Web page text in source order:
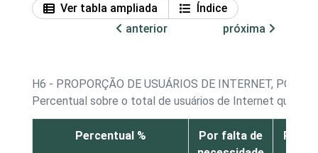
Ver tabla ampliada
Índice
anterior
próxima
H6 - PROPORÇÃO DE USUÁRIOS DE INTERNET, POR
Percentual sobre o total de usuários de Internet que
Percentual %
Por falta de
Por